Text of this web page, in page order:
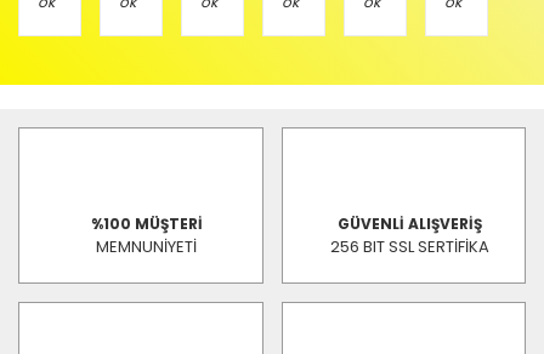
%100 MÜŞTERİ
MEMNUNİYETİ
GÜVENLİ ALIŞVERİŞ
256 BIT SSL SERTİFİKA